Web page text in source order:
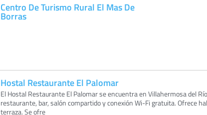
Centro De Turismo Rural El Mas De
Borras
Hostal Restaurante El Palomar
El Hostal Restaurante El Palomar se encuentra en Villahermosa del
restaurante, bar, salón compartido y conexión Wi-Fi gratuita. Ofrece
terraza. Se ofre